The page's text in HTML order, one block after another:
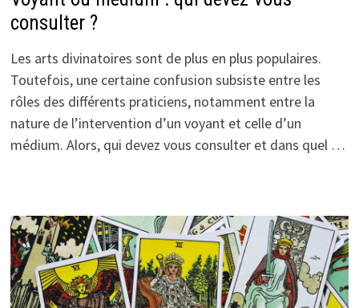
consulter ?
Les arts divinatoires sont de plus en plus populaires.
Toutefois, une certaine confusion subsiste entre les
rôles des différents praticiens, notamment entre la
nature de l’intervention d’un voyant et celle d’un
médium. Alors, qui devez vous consulter et dans quel …